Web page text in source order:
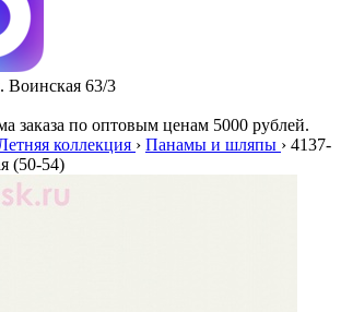
Воинская 63/3
заказа по оптовым ценам 5000 рублей.
коллекция › Панамы и шляпы › 4137-
(50-54)